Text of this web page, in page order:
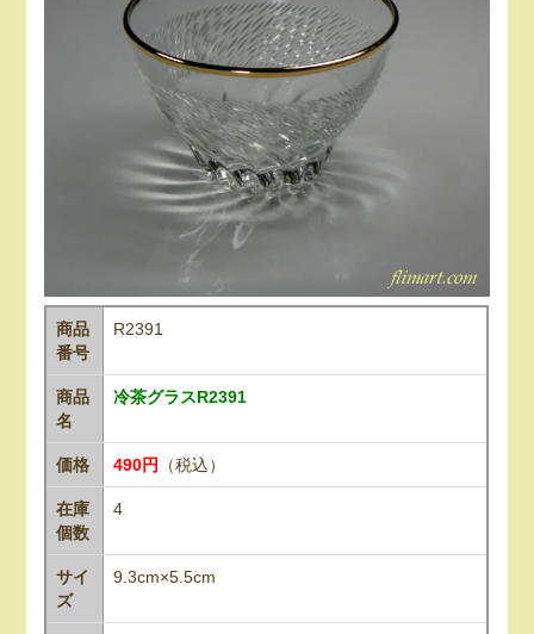
商品
番号
R2391
商品
名
冷茶グラスR2391
価格 490円 （税込）
在庫
個数
4
サイ
ズ
9.3cm×5.5cm